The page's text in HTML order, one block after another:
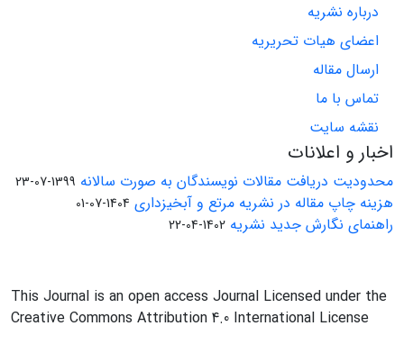
درباره نشریه
اعضای هیات تحریریه
ارسال مقاله
تماس با ما
نقشه سایت
اخبار و اعلانات
محدودیت دریافت مقالات نویسندگان به صورت سالانه 1399-07-23
هزینه چاپ مقاله در نشریه مرتع و آبخیزداری 1404-07-01
راهنمای نگارش جدید نشریه 1402-04-22
This Journal is an open access Journal Licensed under the
Creative Commons Attribution 4.0 International License